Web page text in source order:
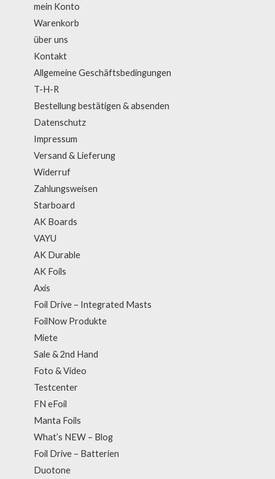
mein Konto
Warenkorb
über uns
Kontakt
Allgemeine Geschäftsbedingungen
T-H-R
Bestellung bestätigen & absenden
Datenschutz
Impressum
Versand & Lieferung
Widerruf
Zahlungsweisen
Starboard
AK Boards
VAYU
AK Durable
AK Foils
Axis
Foil Drive – Integrated Masts
FoilNow Produkte
Miete
Sale & 2nd Hand
Foto & Video
Testcenter
FN eFoil
Manta Foils
What’s NEW – Blog
Foil Drive – Batterien
Duotone